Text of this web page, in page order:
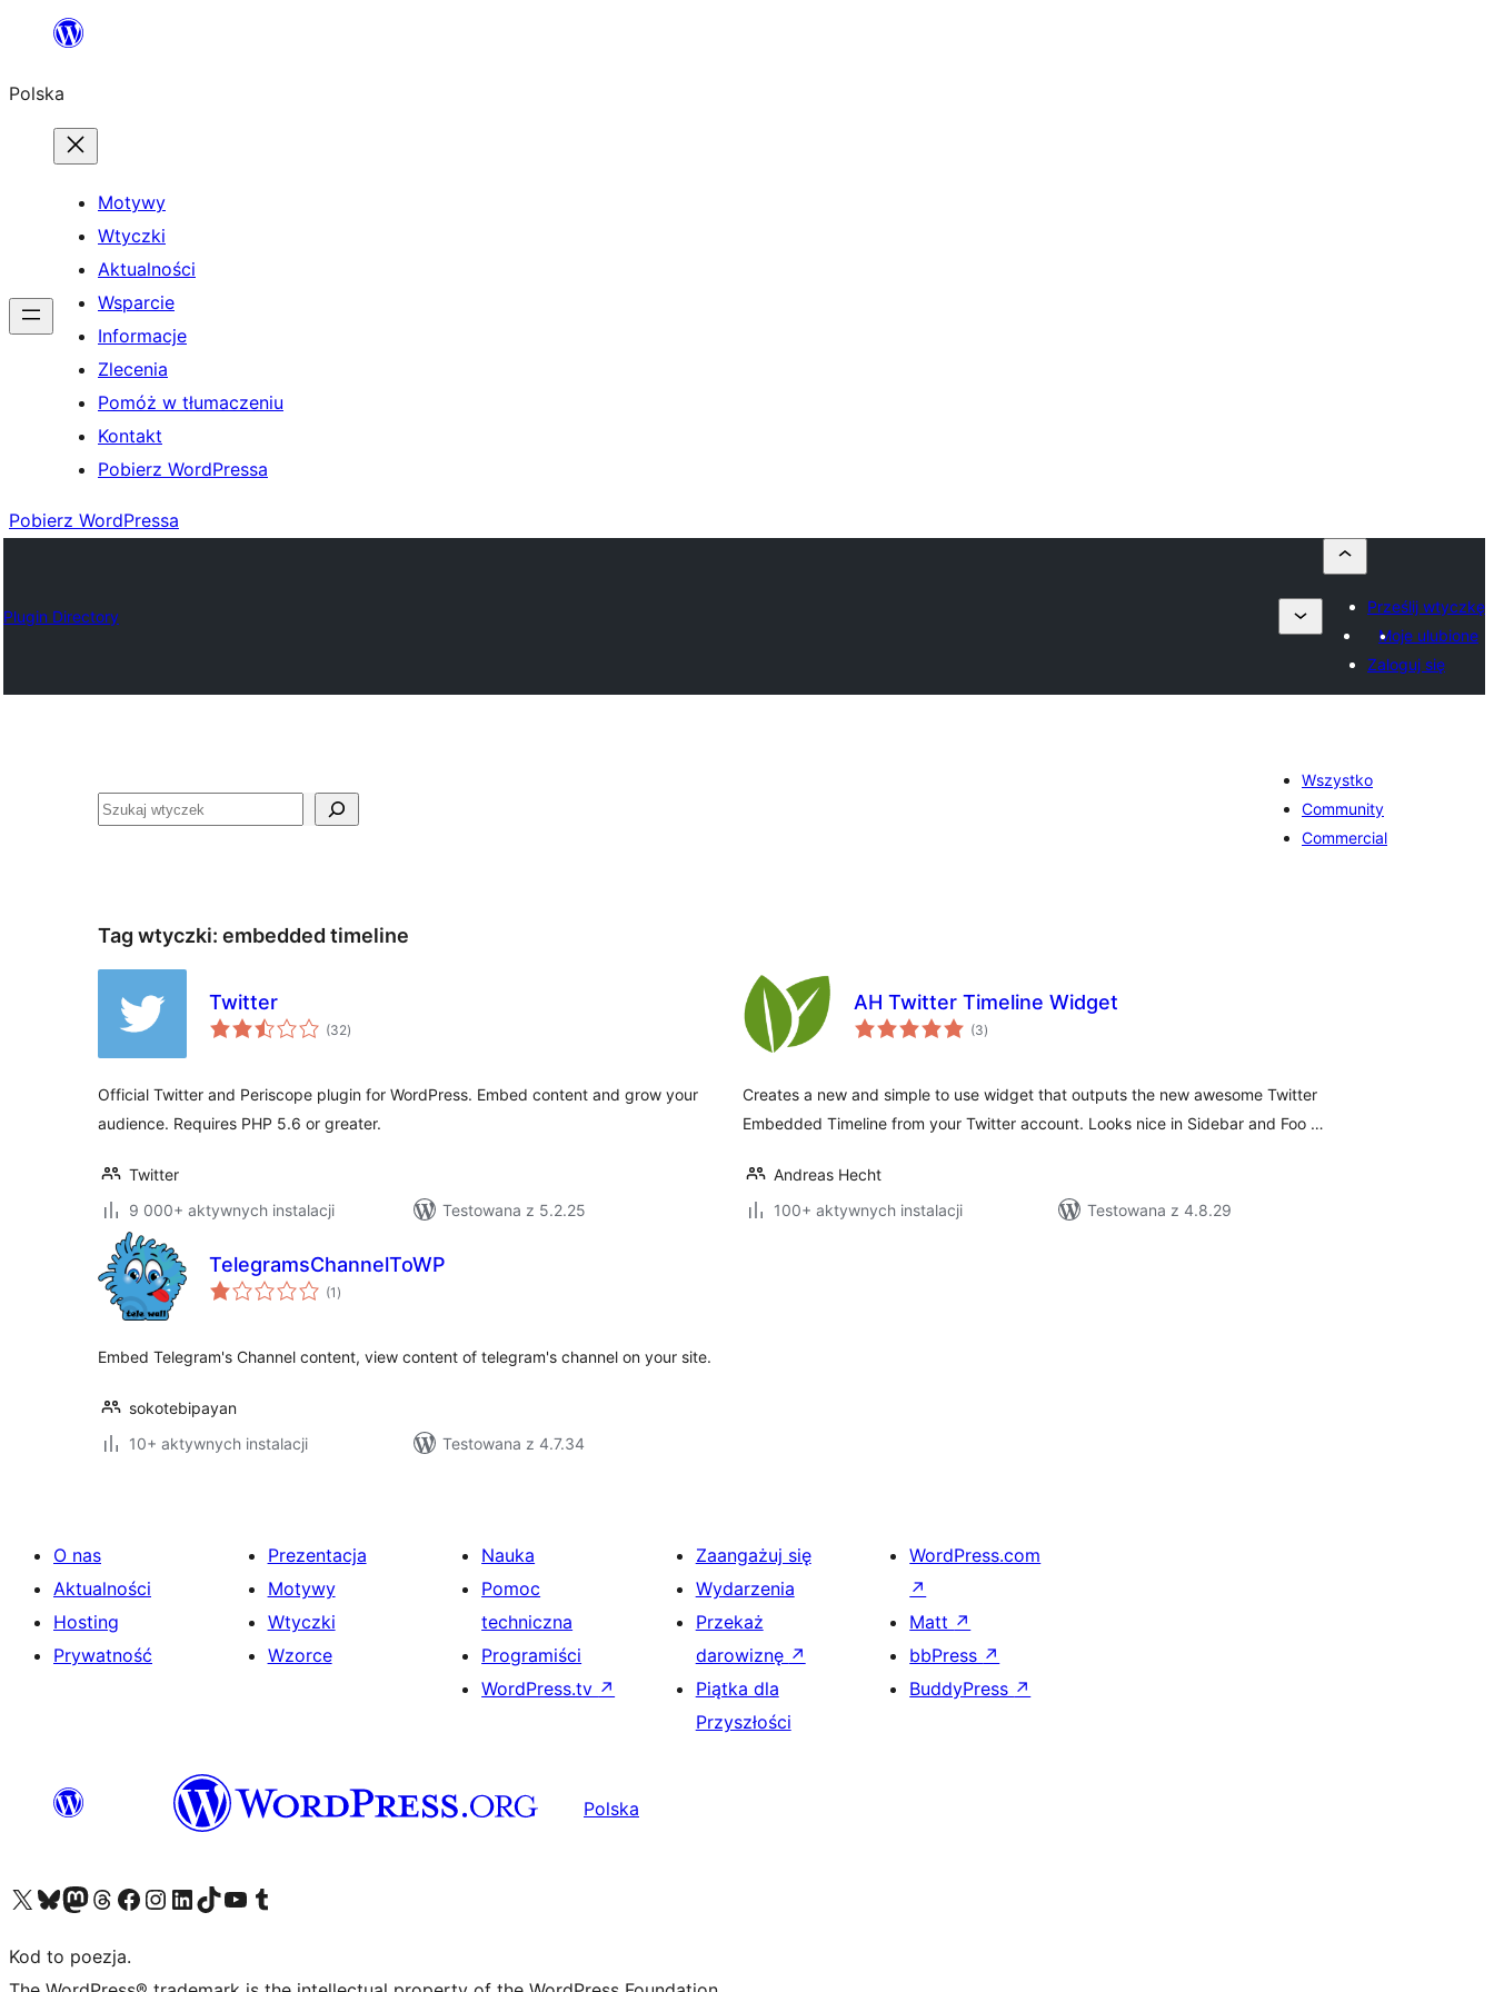
Przejdź
treści
Polska
Motywy
Wtyczki
Aktualności
Wsparcie
Informacje
Zlecenia
Pomóż w tłumaczeniu
Kontakt
Pobierz WordPressa
Pobierz WordPressa
Plugin Directory
Prześlij wtyczkę
Moje ulubione
Zaloguj się
Szukaj
Wszystko
Community
Commercial
Tag wtyczki: embedded timeline
Twitter
(32wszystkich
ocen
)
Official Twitter and Periscope plugin for WordPress. Embed content and grow your
audience. Requires PHP 5.6 or greater.
Twitter
9 000+ aktywnych instalacji
Testowana z 5.2.25
AH Twitter Timeline Widget
(3wszystkich
ocen
)
Creates a new and simple to use widget that outputs the new awesome Twitter
Embedded Timeline from your Twitter account. Looks nice in Sidebar and Foo …
Andreas Hecht
100+ aktywnych instalacji
Testowana z 4.8.29
TelegramsChannelToWP
(1 wszystkich
ocen
)
Embed Telegram's Channel content, view content of telegram's channel on your site.
sokotebipayan
10+ aktywnych instalacji
Testowana z 4.7.34
O nas
Aktualności
Hosting
Prywatność
Prezentacja
Motywy
Wtyczki
Wzorce
Nauka
Pomoc
techniczna
Programiści
WordPress.tv ↗
Zaangażuj się
Wydarzenia
Przekaż
darowiznę ↗
Piątka dla
Przyszłości
WordPress.com
↗
Matt ↗
bbPress ↗
BuddyPress ↗
Polska
Odwiedź nasze konto X (dawniej Twitter)
Odwiedź nasze konto Bluesky
Odwiedź nasze konto na Mastodoncie
Odwiedź naszego Threadsa
Odwiedź naszego Facebooka
Odwiedź nasze konto na Instagramie
Odwiedź nasze konto na LinkedIn
Odwiedź naszego TikToka
Odwiedź nasz kanał YouTube
Odwiedź naszego Tumblra
Kod to poezja.